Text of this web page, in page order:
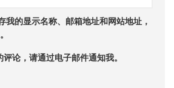
我的显示名称、邮箱地址和网站地址，
论，请通过电子邮件通知我。